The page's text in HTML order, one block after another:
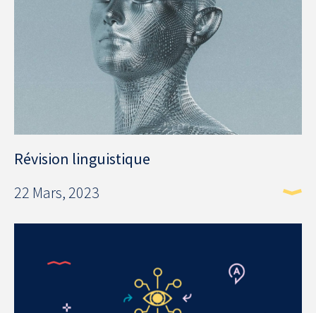
Révision linguistique
22 Mars, 2023